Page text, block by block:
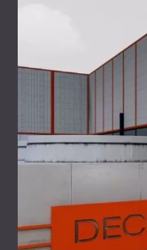
Основното
нивата на шум,
промишлени
Парк. Шумът се
предизвика
до намесата на
здравето.
Законовото
индустриална
бъде завършен